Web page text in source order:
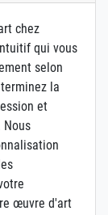
chez
qui vous
selon
la
et
Nous
œuvre d'art